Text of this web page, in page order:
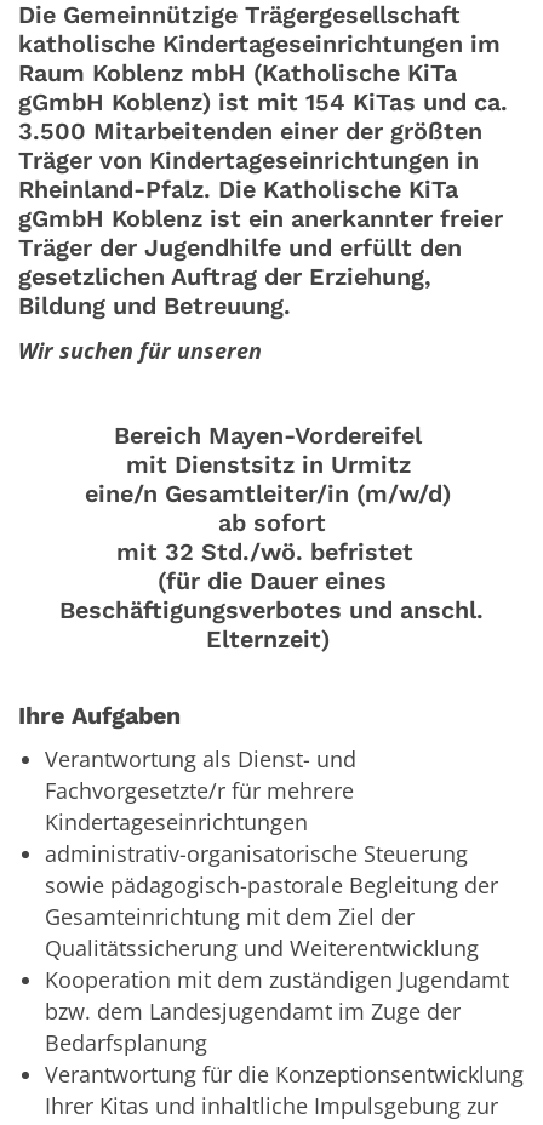
Die Gemeinnützige Trägergesellschaft
katholische Kindertageseinrichtungen im
Raum Koblenz mbH (Katholische KiTa
gGmbH Koblenz) ist mit 154 KiTas und ca.
3.500 Mitarbeitenden einer der größten
Träger von Kindertageseinrichtungen in
Rheinland-Pfalz. Die Katholische KiTa
gGmbH Koblenz ist ein anerkannter freier
Träger der Jugendhilfe und erfüllt den
gesetzlichen Auftrag der Erziehung,
Bildung und Betreuung.
Wir suchen für unseren
Bereich Mayen-Vordereifel
mit Dienstsitz in Urmitz
eine/n Gesamtleiter/in (m/w/d)
ab sofort
mit 32 Std./wö. befristet
(für die Dauer eines
Beschäftigungsverbotes und anschl.
Elternzeit)
Ihre Aufgaben
Verantwortung als Dienst- und
Fachvorgesetzte/r für mehrere
Kindertageseinrichtungen
administrativ-organisatorische Steuerung
sowie pädagogisch-pastorale Begleitung der
Gesamteinrichtung mit dem Ziel der
Qualitätssicherung und Weiterentwicklung
Kooperation mit dem zuständigen Jugendamt
bzw. dem Landesjugendamt im Zuge der
Bedarfsplanung
Verantwortung für die Konzeptionsentwicklung
Ihrer Kitas und inhaltliche Impulsgebung zur